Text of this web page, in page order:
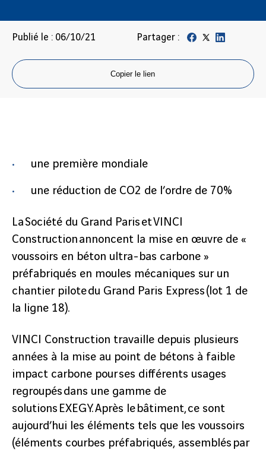
Publié le : 06/10/21 Partager :
Copier le lien
une première mondiale
une réduction de CO2 de l’ordre de 70%
La Société du Grand Paris et VINCI
Construction annoncent la mise en œuvre de «
voussoirs en béton ultra-bas carbone »
préfabriqués en moules mécaniques sur un
chantier pilote du Grand Paris Express (lot 1 de
la ligne 18).
VINCI Construction travaille depuis plusieurs
années à la mise au point de bétons à faible
impact carbone pour ses différents usages
regroupés dans une gamme de
solutions EXEGY. Après le bâtiment, ce sont
aujourd’hui les éléments tels que les voussoirs
(éléments courbes préfabriqués, assemblés par